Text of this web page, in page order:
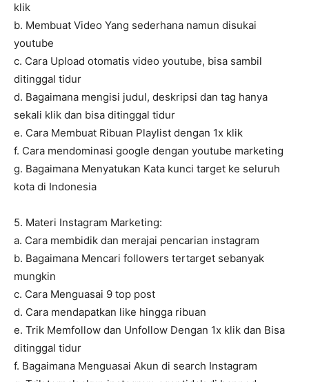
klik
b. Membuat Video Yang sederhana namun disukai
youtube
c. Cara Upload otomatis video youtube, bisa sambil
ditinggal tidur
d. Bagaimana mengisi judul, deskripsi dan tag hanya
sekali klik dan bisa ditinggal tidur
e. Cara Membuat Ribuan Playlist dengan 1x klik
f. Cara mendominasi google dengan youtube marketing
g. Bagaimana Menyatukan Kata kunci target ke seluruh
kota di Indonesia
5. Materi Instagram Marketing:
a. Cara membidik dan merajai pencarian instagram
b. Bagaimana Mencari followers tertarget sebanyak
mungkin
c. Cara Menguasai 9 top post
d. Cara mendapatkan like hingga ribuan
e. Trik Memfollow dan Unfollow Dengan 1x klik dan Bisa
ditinggal tidur
f. Bagaimana Menguasai Akun di search Instagram